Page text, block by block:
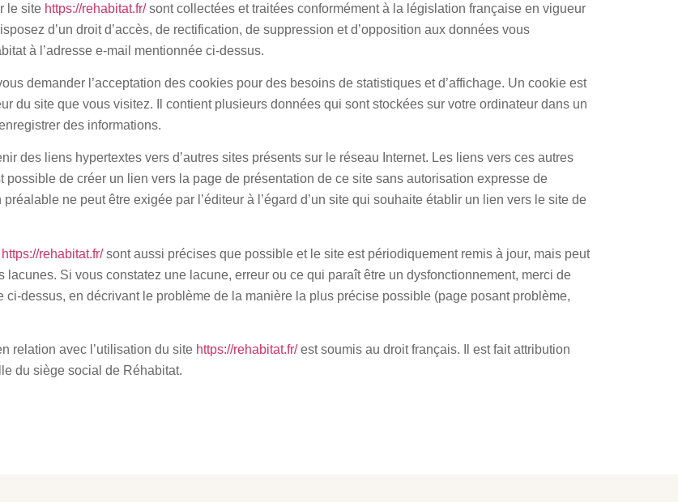
le site https://rehabitat.fr/sont collectées et traitées conformément à la législation française en vigueur
d’un droit d’accès, de rectification, de suppression et d’opposition aux données vous
à l’adresse e-mail mentionnée ci-dessus.
demander l’acceptation des cookies pour des besoins de statistiques et d’affichage. Un cookie est
du site que vous visitez. Il contient plusieurs données qui sont stockées sur votre ordinateur dans un
des informations.
des liens hypertextes vers d’autres sites présents sur le réseau Internet. Les liens vers ces autres
possible de créer un lien vers la page de présentation de ce site sans autorisation expresse de
ne peut être exigée par l’éditeur à l’égard d’un site qui souhaite établir un lien vers le site de
https://rehabitat.fr/sont aussi précises que possible et le site est périodiquement remis à jour, mais peut
Si vous constatez une lacune, erreur ou ce qui paraît être un dysfonctionnement, merci de
dessus, en décrivant le problème de la manière la plus précise possible (page posant problème,
relation avec l’utilisation du site https://rehabitat.fr/est soumis au droit français. Il est fait attribution
du siège social de Réhabitat.